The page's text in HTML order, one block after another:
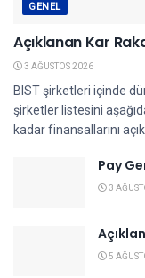
GENEL
Açıklanan Kar
3 AĞUSTOS 2026
BIST şirketleri içinde
şirketler listesini
kadar finansallarını
Pay
3
5